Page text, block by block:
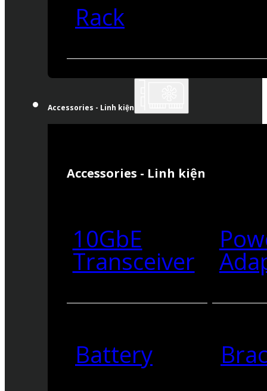
Rack
Accessories - Linh kiện
Accessories - Linh kiện
10GbE
Transceiver
Battery